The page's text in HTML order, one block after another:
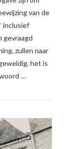
van de
inclusief
gevraagd
zullen naar
het is
…